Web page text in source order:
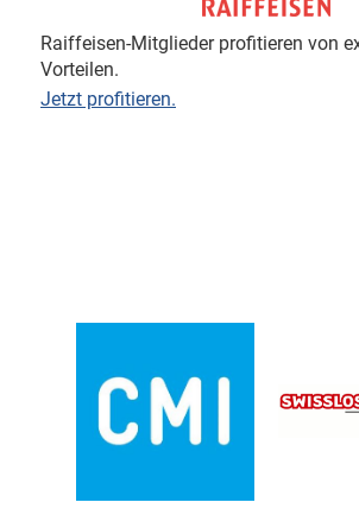
Raiffeisen-Mitglieder profitieren von
Vorteilen.
Jetzt profitieren.